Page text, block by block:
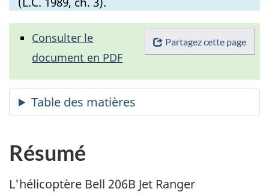
Partagez cette page
Consulter le
document en PDF
Résumé
L'hélicoptère Bell 206B Jet Ranger